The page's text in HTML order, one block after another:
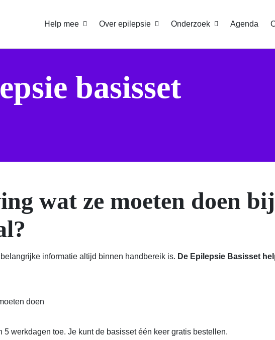
Help mee Over epilepsie Onderzoek Agenda
basisset
wat ze moeten doen
informatie altijd binnen handbereik is. De Epilepsie Basisset
doen
werkdagen toe. Je kunt de basisset één keer gratis bestellen.